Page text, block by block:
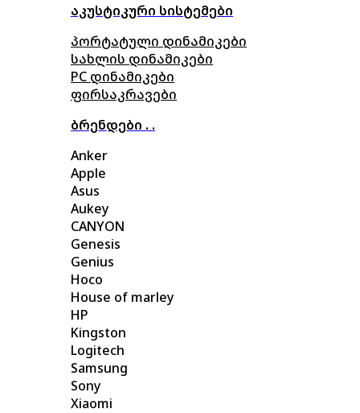
აკუსტიკური სისტემები
პორტატული დინამიკები
სახლის დინამიკები
PC დინამიკები
ფირსაკრავები
ბრენდები . .
Anker
Apple
Asus
Aukey
CANYON
Genesis
Genius
Hoco
House of marley
HP
Kingston
Logitech
Samsung
Sony
Xiaomi